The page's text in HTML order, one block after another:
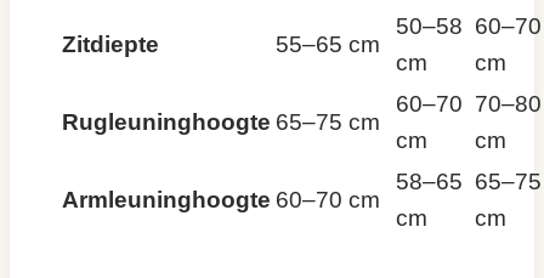
Zitdiepte 55–65 cm
50–58
cm
60–70
cm
Rugleuninghoogte 65–75 cm
60–70
cm
70–80
cm
Armleuninghoogte 60–70 cm
58–65
cm
65–75
cm